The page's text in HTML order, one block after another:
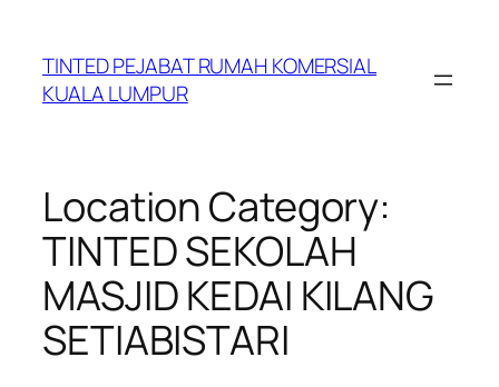
content
TINTED PEJABAT RUMAH KOMERSIAL
KUALA LUMPUR
Location Category:
TINTED SEKOLAH
MASJID KEDAI KILANG
SETIABISTARI